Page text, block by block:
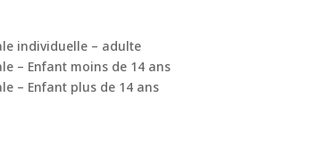
individuelle – adulte
– Enfant moins de 14 ans
– Enfant plus de 14 ans